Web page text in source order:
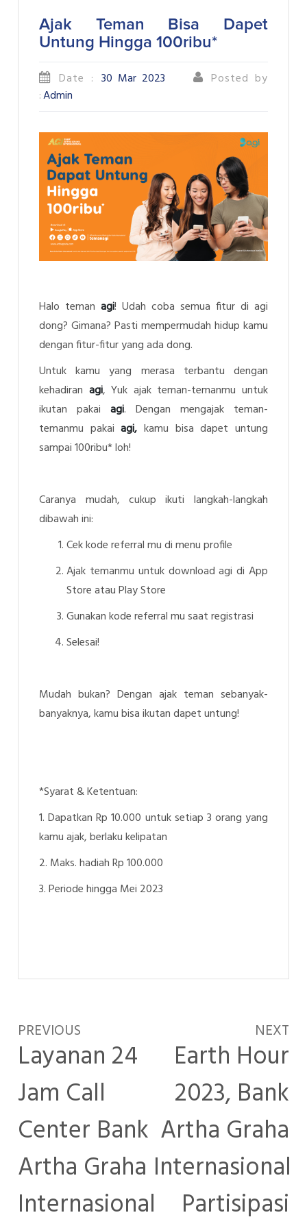
Ajak Teman Bisa Dapet
Untung Hingga 100ribu*
Date : 30 Mar 2023
Posted by
:Admin
Halo temanagi! Udah coba semua fitur di agi
dong? Gimana? Pasti mempermudah hidup kamu
dengan fitur-fitur yang ada dong.
Untuk kamu yang merasa terbantu dengan
kehadiran agi, Yuk ajak teman-temanmu untuk
ikutan pakaiagi. Dengan mengajak teman-
temanmu pakaiagi, kamu bisa dapet untung
sampai 100ribu* loh!
Caranya mudah, cukup ikuti langkah-langkah
dibawah ini:
Cek kode referral mu di menu profile
Ajak temanmu untuk download agi di App
Store atau Play Store
Gunakan kode referral mu saat registrasi
Selesai!
Mudah bukan? Dengan ajak teman sebanyak-
banyaknya, kamu bisa ikutan dapet untung!
*Syarat & Ketentuan:
1. Dapatkan Rp 10.000 untuk setiap 3 orang yang
kamu ajak, berlaku kelipatan
2. Maks. hadiah Rp 100.000
3. Periode hingga Mei 2023
PREVIOUS
Layanan 24
Jam Call
Center Bank
Artha Graha
Internasional
NEXT
Earth Hour
2023, Bank
Artha Graha
Internasional
Partisipasi